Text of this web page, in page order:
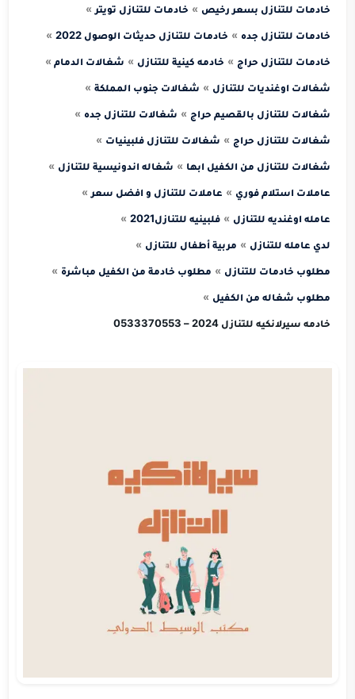
خادمات للتنازل بسعر رخيص خادمات للتنازل تويتر
خادمات للتنازل جده خادمات للتنازل حديثات الوصول 2022
خادمات للتنازل حراج خادمه كينية للتنازل شغالات الدمام
شغالات اوغنديات للتنازل شغالات جنوب المملكة
شغالات للتنازل بالقصيم حراج شغالات للتنازل جده
شغالات للتنازل حراج شغالات للتنازل فلبينيات
شغالات للتنازل من الكفيل ابها شغاله اندونيسية للتنازل
عاملات استلام فوري عاملات للتنازل و افضل سعر
عامله اوغنديه للتنازل فلبينيه للتنازل2021
لدي عامله للتنازل مربية أطفال للتنازل
مطلوب خادمات للتنازل مطلوب خادمة من الكفيل مباشرة
مطلوب شغاله من الكفيل
خادمه سيرلانكيه للتنازل 2024 – 0533370553